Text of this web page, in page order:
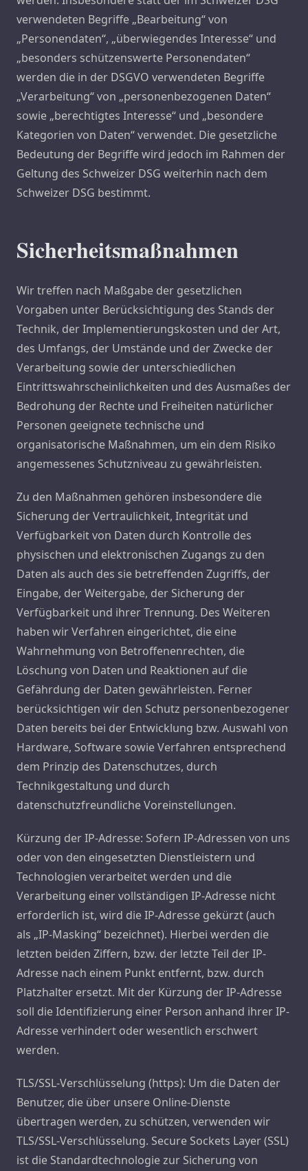
verwendeten Begriffe „Bearbeitung“ von
„Personendaten“, „überwiegendes Interesse“ und
„besonders schützenswerte Personendaten“
werden die in der DSGVO verwendeten Begriffe
„Verarbeitung“ von „personenbezogenen Daten“
sowie „berechtigtes Interesse“ und „besondere
Kategorien von Daten“ verwendet. Die gesetzliche
Bedeutung der Begriffe wird jedoch im Rahmen der
Geltung des Schweizer DSG weiterhin nach dem
Schweizer DSG bestimmt.
Sicherheitsmaßnahmen
Wir treffen nach Maßgabe der gesetzlichen
Vorgaben unter Berücksichtigung des Stands der
Technik, der Implementierungskosten und der Art,
des Umfangs, der Umstände und der Zwecke der
Verarbeitung sowie der unterschiedlichen
Eintrittswahrscheinlichkeiten und des Ausmaßes der
Bedrohung der Rechte und Freiheiten natürlicher
Personen geeignete technische und
organisatorische Maßnahmen, um ein dem Risiko
angemessenes Schutzniveau zu gewährleisten.
Zu den Maßnahmen gehören insbesondere die
Sicherung der Vertraulichkeit, Integrität und
Verfügbarkeit von Daten durch Kontrolle des
physischen und elektronischen Zugangs zu den
Daten als auch des sie betreffenden Zugriffs, der
Eingabe, der Weitergabe, der Sicherung der
Verfügbarkeit und ihrer Trennung. Des Weiteren
haben wir Verfahren eingerichtet, die eine
Wahrnehmung von Betroffenenrechten, die
Löschung von Daten und Reaktionen auf die
Gefährdung der Daten gewährleisten. Ferner
berücksichtigen wir den Schutz personenbezogener
Daten bereits bei der Entwicklung bzw. Auswahl von
Hardware, Software sowie Verfahren entsprechend
dem Prinzip des Datenschutzes, durch
Technikgestaltung und durch
datenschutzfreundliche Voreinstellungen.
Kürzung der IP-Adresse: Sofern IP-Adressen von uns
oder von den eingesetzten Dienstleistern und
Technologien verarbeitet werden und die
Verarbeitung einer vollständigen IP-Adresse nicht
erforderlich ist, wird die IP-Adresse gekürzt (auch
als „IP-Masking“ bezeichnet). Hierbei werden die
letzten beiden Ziffern, bzw. der letzte Teil der IP-
Adresse nach einem Punkt entfernt, bzw. durch
Platzhalter ersetzt. Mit der Kürzung der IP-Adresse
soll die Identifizierung einer Person anhand ihrer IP-
Adresse verhindert oder wesentlich erschwert
werden.
TLS/SSL-Verschlüsselung (https): Um die Daten der
Benutzer, die über unsere Online-Dienste
übertragen werden, zu schützen, verwenden wir
TLS/SSL-Verschlüsselung. Secure Sockets Layer (SSL)
ist die Standardtechnologie zur Sicherung von